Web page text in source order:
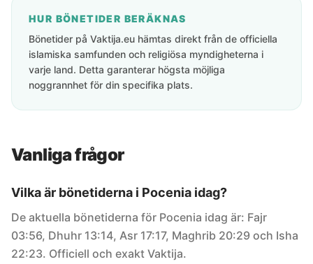
HUR BÖNETIDER BERÄKNAS
Bönetider på Vaktija.eu hämtas direkt från de officiella
islamiska samfunden och religiösa myndigheterna i
varje land. Detta garanterar högsta möjliga
noggrannhet för din specifika plats.
Vanliga frågor
Vilka är bönetiderna i Pocenia idag?
De aktuella bönetiderna för Pocenia idag är: Fajr
03:56, Dhuhr 13:14, Asr 17:17, Maghrib 20:29 och Isha
22:23. Officiell och exakt Vaktija.